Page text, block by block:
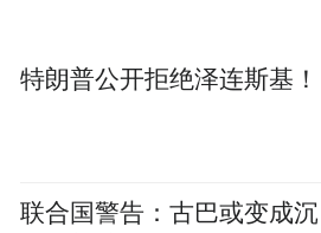
特朗普公开拒绝泽连斯基！
联合国警告：古巴或变成沉